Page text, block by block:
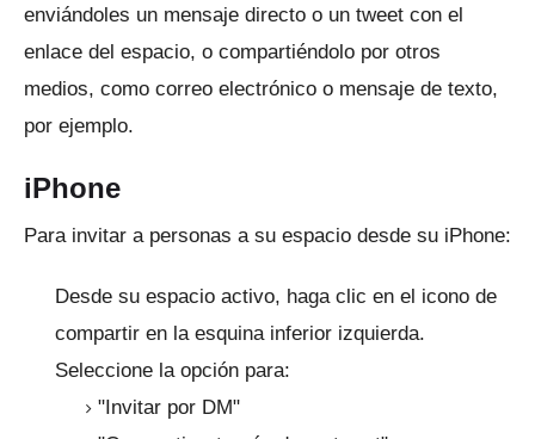
enviándoles un mensaje directo o un tweet con el
enlace del espacio, o compartiéndolo por otros
medios, como correo electrónico o mensaje de texto,
por ejemplo.
iPhone
Para invitar a personas a su espacio desde su iPhone:
Desde su espacio activo, haga clic en el icono de
compartir en la esquina inferior izquierda.
Seleccione la opción para:
"Invitar por DM"